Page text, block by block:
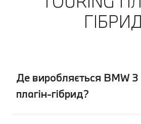
Де виробляється BMW 3
плагін-гібрид?